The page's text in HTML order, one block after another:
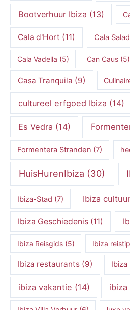
Bootverhuur Ibiza (13)
Cala d'Hort (11) Cala
Cala Vadella (5) Can Caus(5)
Casa Tranquila (9)
cultureel erfgoed Ibiza (14)
Es Vedra (14)
Formentera Stranden (7)
HuisHurenIbiza (30)
Ibiza-Stad (7) Ibiza
Ibiza Geschiedenis (11)
Ibiza Reisgids(5) Ibiza
Ibiza restaurants(9) Ibiza
ibiza vakantie (14) ibiza